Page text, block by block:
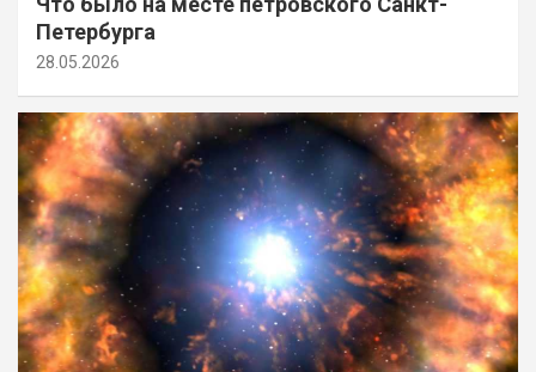
Петербурга
28.05.2026